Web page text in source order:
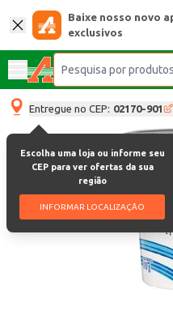
Baixe nosso novo
exclusivos
Entregue no CEP: 02170-901
Escolha uma loja ou informe seu
CEP para ver ofertas da sua
região
INFORMAR LOCALIZAÇÃO